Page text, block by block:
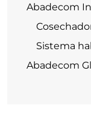
Abadecom
Sistema
Abadecom